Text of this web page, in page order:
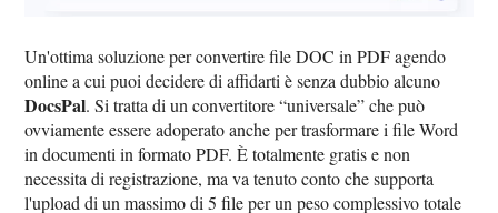
Un'ottima soluzione per convertire file DOC in PDF agendo
online a cui puoi decidere di affidarti è senza dubbio alcuno
DocsPal. Si tratta di un convertitore “universale” che può
ovviamente essere adoperato anche per trasformare i file Word
in documenti in formato PDF. È totalmente gratis e non
necessita di registrazione, ma va tenuto conto che supporta
l'upload di un massimo di 5 file per un peso complessivo totale